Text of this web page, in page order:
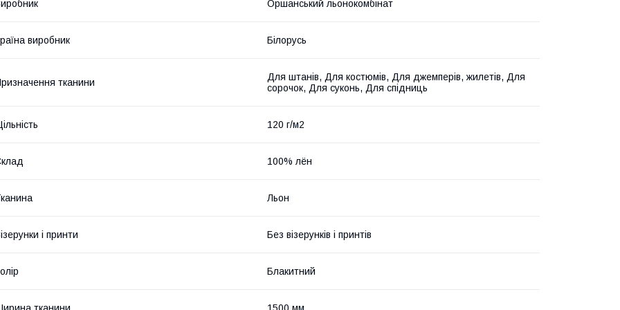
Оршанський льонокомбінат
виробник Білорусь
тканини
Для штанів, Для костюмів, Для джемперів, жилетів, Для
сорочок, Для суконь, Для спідниць
120 г/м2
100% лён
Льон
і принти Без візерунків і принтів
Блакитний